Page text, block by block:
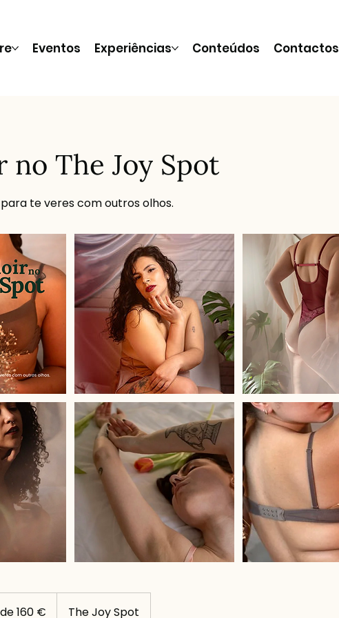
Eventos Experiências Conteúdos Contactos
no The Joy Spot
te veres com outros olhos.
160 € The Joy Spot